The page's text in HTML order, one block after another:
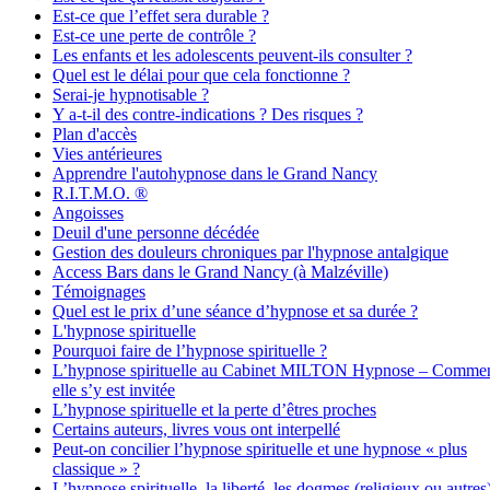
Est-ce que l’effet sera durable ?
Est-ce une perte de contrôle ?
Les enfants et les adolescents peuvent-ils consulter ?
Quel est le délai pour que cela fonctionne ?
Serai-je hypnotisable ?
Y a-t-il des contre-indications ? Des risques ?
Plan d'accès
Vies antérieures
Apprendre l'autohypnose dans le Grand Nancy
R.I.T.M.O. ®
Angoisses
Deuil d'une personne décédée
Gestion des douleurs chroniques par l'hypnose antalgique
Access Bars dans le Grand Nancy (à Malzéville)
Témoignages
Quel est le prix d’une séance d’hypnose et sa durée ?
L'hypnose spirituelle
Pourquoi faire de l’hypnose spirituelle ?
L’hypnose spirituelle au Cabinet MILTON Hypnose –
elle s’y est invitée
L’hypnose spirituelle et la perte d’êtres proches
Certains auteurs, livres vous ont interpellé
Peut-on concilier l’hypnose spirituelle et une hypnose « plus
classique » ?